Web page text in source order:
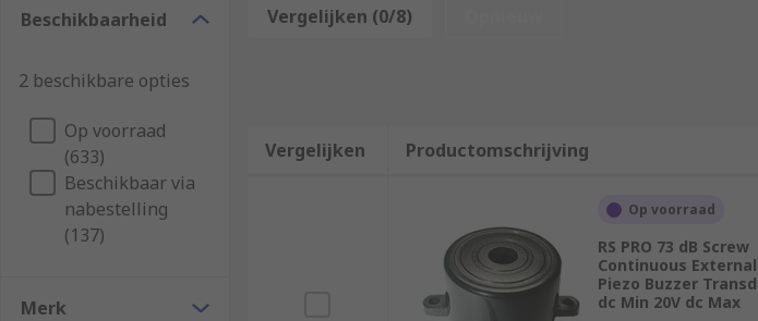
click, ring or beep produced by the buzzer louder.
Piezo buzzer components can vary in a number of different ways. They differ in
Piezo buzzers can be mounted in a range of ways, from
, to panel mount, to
115 decibels, and sometimes beyond.
Beschikbaarheid
2 beschikbare opties
Op voorraad
(633)
Beschikbaar via
nabestelling
(137)
Merk
Vergelijken (0/8)
Vergelijken Productomschrijving
Op voorraad
RS PRO 73 dB Screw
Continuous
Piezo Buzzer
dc Min 20V dc Max